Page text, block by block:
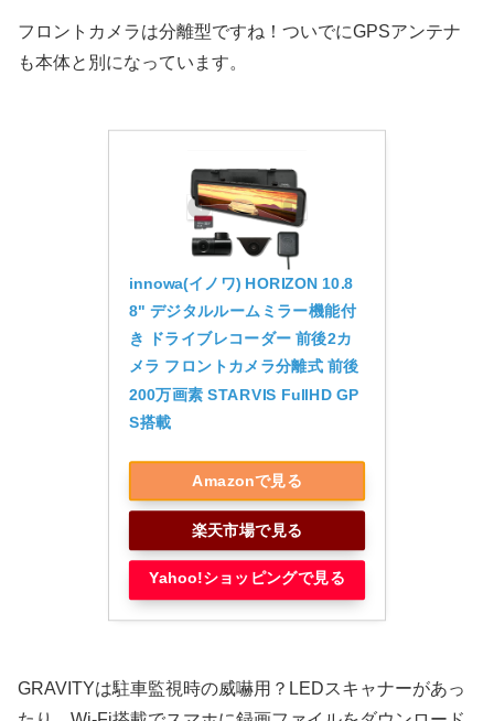
フロントカメラは分離型ですね！ついでにGPSアンテナ
も本体と別になっています。
innowa(イノワ) HORIZON 10.8
8" デジタルルームミラー機能付
き ドライブレコーダー 前後2カ
メラ フロントカメラ分離式 前後
200万画素 STARVIS FullHD GP
S搭載
Amazonで見る
楽天市場で見る
Yahoo!ショッピングで見る
GRAVITYは駐車監視時の威嚇用？LEDスキャナーがあっ